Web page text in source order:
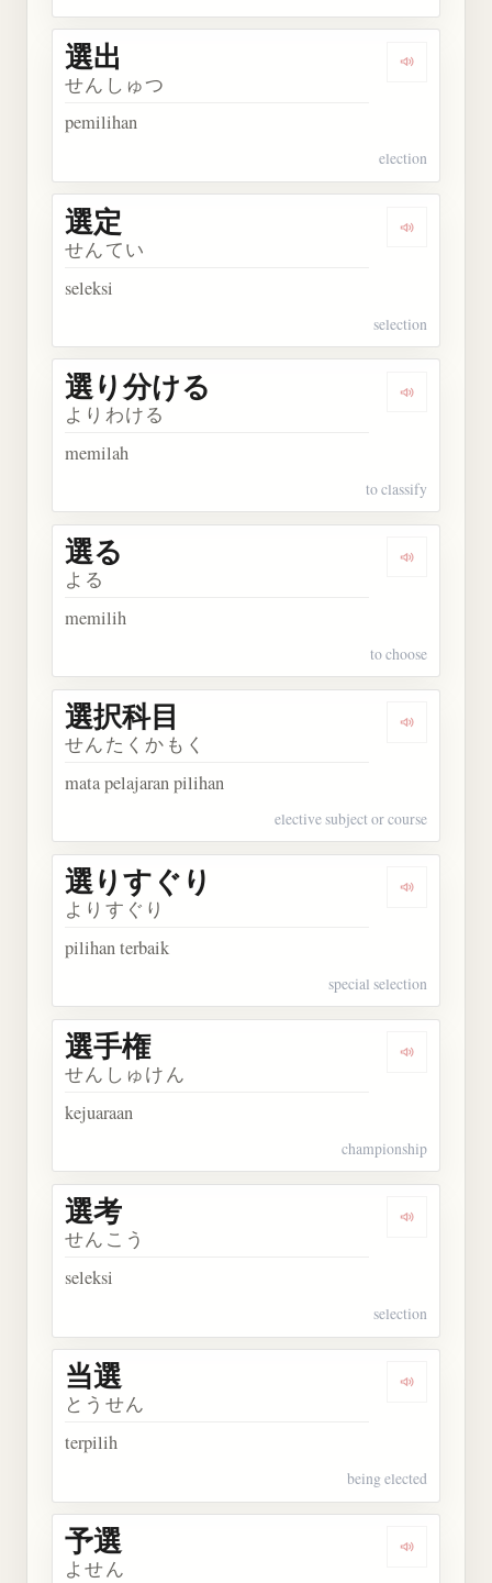
Dengarkan
選出
せんしゅつ
pemilihan
election
Dengarkan
選定
せんてい
seleksi
selection
Dengarkan
選り分ける
よりわける
memilah
to classify
Dengarkan
選る
よる
memilih
to choose
Dengarkan
選択科目
せんたくかもく
mata pelajaran pilihan
elective subject or course
Dengarkan
選りすぐり
よりすぐり
pilihan terbaik
special selection
Dengarkan
選手権
せんしゅけん
kejuaraan
championship
Dengarkan
選考
せんこう
seleksi
selection
Dengarkan
当選
とうせん
terpilih
being elected
Dengarkan
予選
よせん